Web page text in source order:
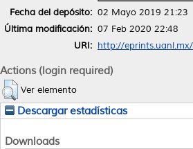
Fecha del depósito: 02 Mayo 2019 21:23
Última modificación: 07 Feb 2020 22:48
URI: http://
Actions (login required)
Ver elemento
Descargar estadísticas
Downloads